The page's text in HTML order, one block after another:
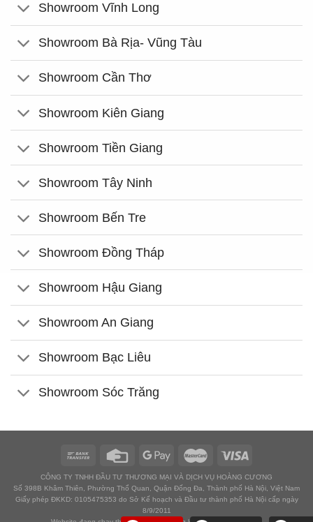
Showroom Vĩnh Long
Showroom Bà Rịa- Vũng Tàu
Showroom Cần Thơ
Showroom Kiên Giang
Showroom Tiền Giang
Showroom Tây Ninh
Showroom Bến Tre
Showroom Đồng Tháp
Showroom Hậu Giang
Showroom An Giang
Showroom Bạc Liêu
Showroom Sóc Trăng
CÔNG TY TNHH ĐẦU TƯ THƯƠNG MẠI VÀ DỊCH VỤ HOÀNG CƯƠNG
Số 398B Khâm Thiên, Phường Thổ Quan, Quận Đống Đa, Thành phố Hà Nội, Việt Nam
Giấy phép ĐKKD: 0105475353 do Sở Kế hoạch và Đầu tư thành phố Hà Nội cấp ngày
8/9/2011